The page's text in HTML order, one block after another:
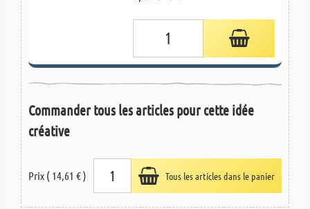
Commander tous les articles pour cette idée
créative
Prix ( 14,61 € ) Tous les articles dans le panier